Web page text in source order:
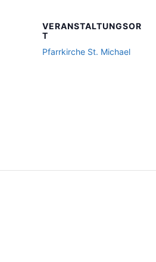
VERANSTALTUNGSOR
T
Pfarrkirche St. Michael